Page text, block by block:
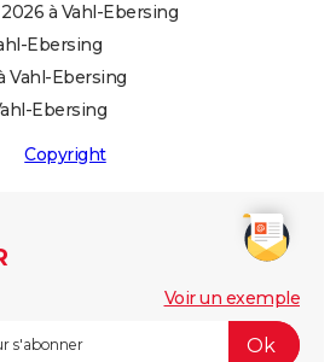
à Vahl-Ebersing
Ebersing
Vahl-Ebersing
Ebersing
Copyright
Voir un exemple